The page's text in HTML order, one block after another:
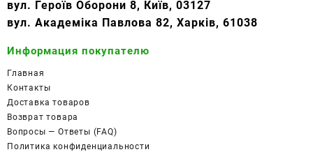
вул. Героїв Оборони 8, Київ, 03127
вул. Академіка Павлова 82, Харків, 61038
Информация покупателю
Главная
Контакты
Доставка товаров
Возврат товара
Вопросы — Ответы (FAQ)
Политика конфиденциальности